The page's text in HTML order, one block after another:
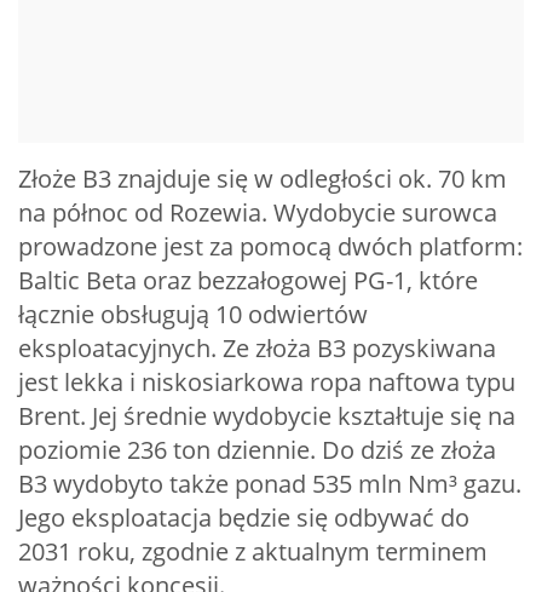
Złoże B3 znajduje się w odległości ok. 70 km
na północ od Rozewia. Wydobycie surowca
prowadzone jest za pomocą dwóch platform:
Baltic Beta oraz bezzałogowej PG-1, które
łącznie obsługują 10 odwiertów
eksploatacyjnych. Ze złoża B3 pozyskiwana
jest lekka i niskosiarkowa ropa naftowa typu
Brent. Jej średnie wydobycie kształtuje się na
poziomie 236 ton dziennie. Do dziś ze złoża
B3 wydobyto także ponad 535 mln Nm³ gazu.
Jego eksploatacja będzie się odbywać do
2031 roku, zgodnie z aktualnym terminem
ważności koncesji.